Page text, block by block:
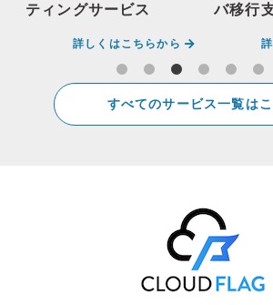
ティングサービス
詳しくはこちらから
バ移行
すべてのサービス一覧は